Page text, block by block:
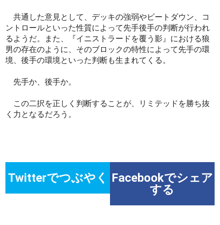
共通した意見として、デッキの強弱やビートダウン、コ
ントロールといった性質によって先手後手の判断が行われ
るようだ。また、『イニストラードを覆う影』における狼
男の存在のように、そのブロックの特性によって先手の環
境、後手の環境といった判断も生まれてくる。
先手か、後手か。
この二択を正しく判断することが、リミテッドを勝ち抜
く力となるだろう。
Twitterでつぶやく
Facebookでシェア
する